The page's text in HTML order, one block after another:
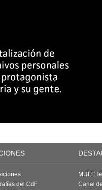
del CdF
MUFF,
Canal